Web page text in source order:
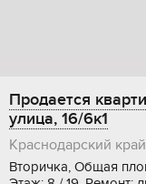
Продается
улица, 16/6к1
Краснодарский
Вторичка, Общая